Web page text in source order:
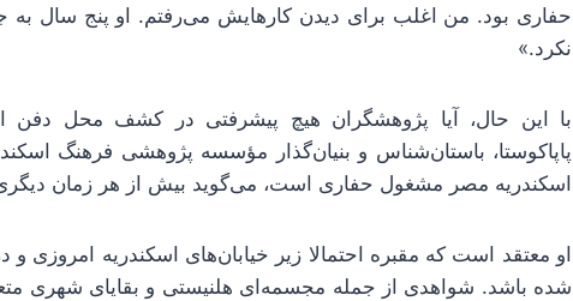
حفاری بود. من اغلب برای دیدن کارهایش می‌رفتم. او پنج سال به
نکرد.»
با این حال، آیا پژوهشگران هیچ پیشرفتی در کشف محل دفن
پاپاکوستا، باستان‌شناس و بنیان‌گذار مؤسسه پژوهشی فرهنگ
اسکندریه مصر مشغول حفاری است، می‌گوید بیش از هر زمان
او معتقد است که مقبره احتمالا زیر خیابان‌های اسکندریه امروزی
شده باشد. شواهدی از جمله مجسمه‌ای هلنیستی و بقایای شهری